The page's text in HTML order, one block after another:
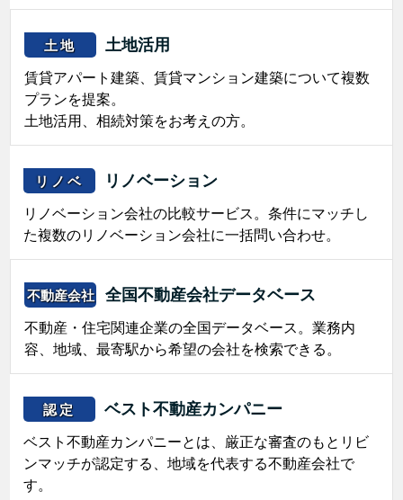
土地 土地活用
賃貸アパート建築、賃貸マンション建築について複数
プランを提案。
土地活用、相続対策をお考えの方。
リノベ リノベーション
リノベーション会社の比較サービス。条件にマッチし
た複数のリノベーション会社に一括問い合わせ。
不動産会社 全国不動産会社データベース
不動産・住宅関連企業の全国データベース。業務内
容、地域、最寄駅から希望の会社を検索できる。
認定 ベスト不動産カンパニー
ベスト不動産カンパニーとは、厳正な審査のもとリビ
ンマッチが認定する、地域を代表する不動産会社で
す。